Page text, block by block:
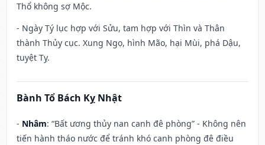
Thổ không sợ Mộc.
- Ngày Tý lục hợp với Sửu, tam hợp với Thìn và Thân
thành Thủy cục. Xung Ngọ, hình Mão, hại Mùi, phá Dậu,
tuyệt Tỵ.
Bành Tổ Bách Kỵ Nhật
- Nhâm: “Bất ương thủy nan canh đê phòng” - Không nên
tiến hành tháo nước để tránh khó canh phòng đê điều